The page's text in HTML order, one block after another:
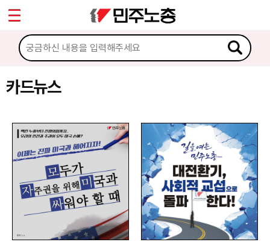
카드뉴스
마이페이지
소개
소식
자료
문서자료
이미지자료
Sketchbook5, 스케치북5
Sketchbook5, 스케치북5